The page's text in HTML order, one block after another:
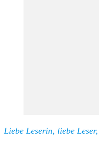
Liebe Leserin, liebe Leser,